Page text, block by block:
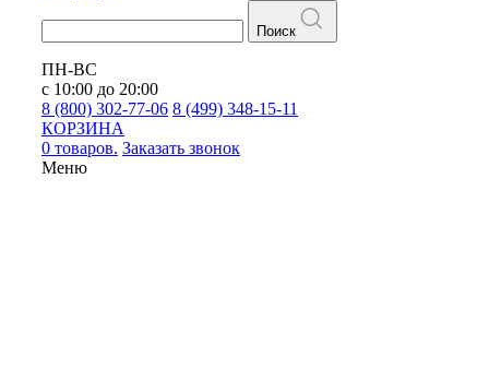
Поиск
ПН-ВС
с 10:00 до 20:00
8 (800) 302-77-06 8 (499) 348-15-11
КОРЗИНА
0 товаров. Заказать звонок
Меню